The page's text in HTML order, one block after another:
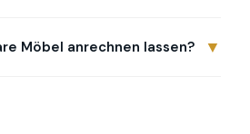
Möbel anrechnen lassen? ▼